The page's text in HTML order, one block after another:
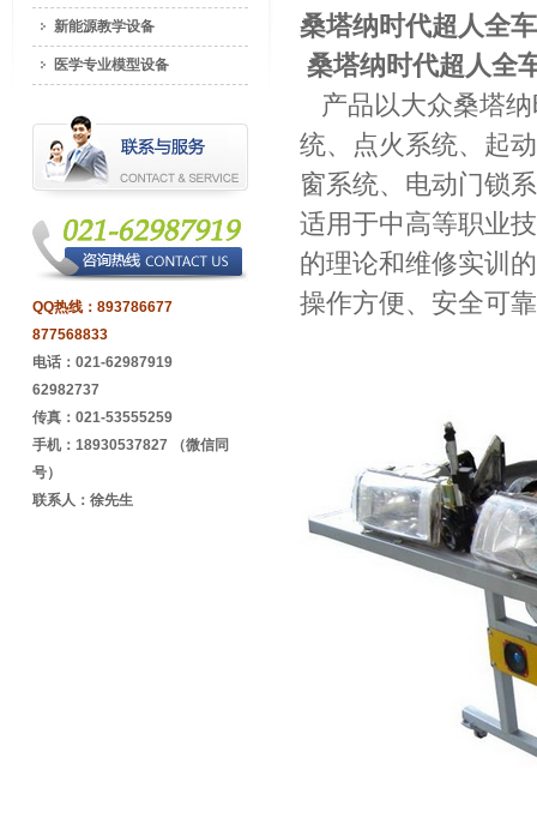
桑塔纳时代超人全
桑塔纳时代超人全
产品以大众桑塔
统、点火系统、起
窗系统、电动门锁
适用于中高等职业
的理论和维修实训
操作方便、安全可
新能源教学设备
医学专业模型设备
QQ热线： 893786677
877568833
电话：021-62987919
62982737
传真：021-53555259
手机：18930537827 （微信同
号）
联系人：徐先生